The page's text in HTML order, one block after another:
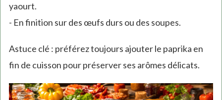
yaourt.
- En finition sur des œufs durs ou des soupes.
Astuce clé : préférez toujours ajouter le paprika en
fin de cuisson pour préserver ses arômes délicats.